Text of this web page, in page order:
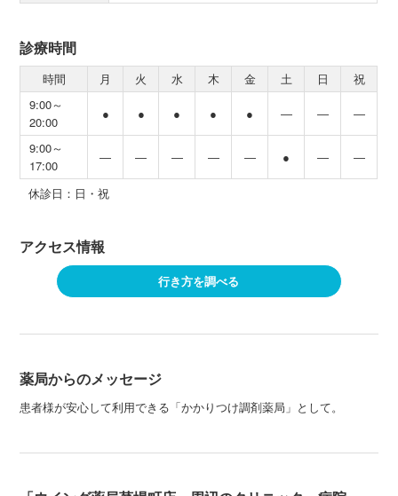
診療時間
時間 月 火 水 木 金 土 日
祝
9:00～
20:00
● ● ● ● ● ― ― ―
9:00～
17:00
― ― ― ― ― ● ― ―
休診日：日・祝
アクセス情報
行き方を調べる
薬局からのメッセージ
患者様が安心して利用できる「かかりつけ調剤薬局」として。